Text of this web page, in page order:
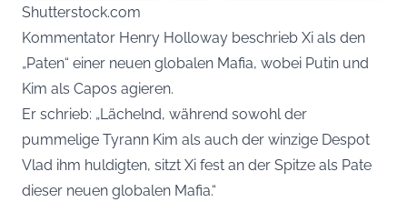
Shutterstock.com
Kommentator Henry Holloway beschrieb Xi als den
„Paten“ einer neuen globalen Mafia, wobei Putin und
Kim als Capos agieren.
Er schrieb: „Lächelnd, während sowohl der
pummelige Tyrann Kim als auch der winzige Despot
Vlad ihm huldigten, sitzt Xi fest an der Spitze als Pate
dieser neuen globalen Mafia.“